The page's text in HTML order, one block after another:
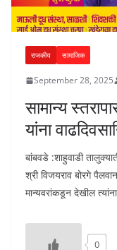
राजकीय सामाजिक
September 28, 2025
सामान्य
यांना
बांबवडे :शाहुवाडी
श्री विजयराव बोरगे
मान्यवरांकडून देखील त्यांना
0